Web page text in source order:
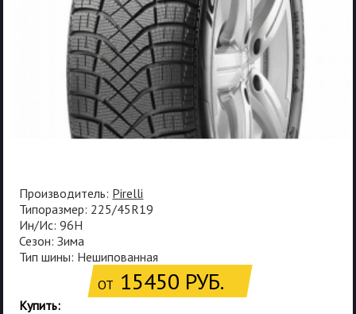
Производитель: Pirelli
Типоразмер: 225/45R19
Ин/Ис: 96H
Сезон: Зима
Тип шины: Нешипованная
ОТ 15450 РУБ.
Купить: